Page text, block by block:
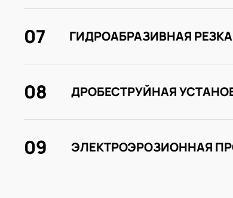
ГИДРОАБРАЗИВНАЯ РЕЗКА
07
ДРОБЕСТРУЙНАЯ
08
ЭЛЕКТРОЭРОЗИОННАЯ
09